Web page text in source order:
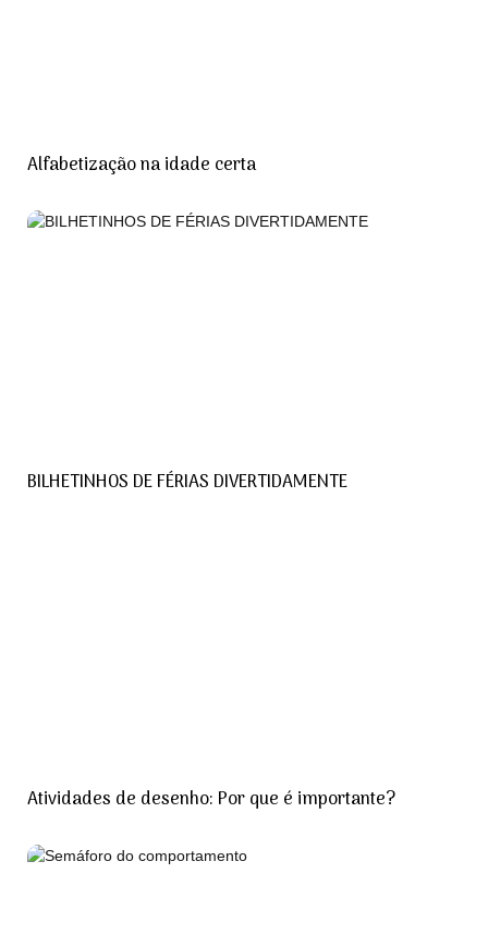
Alfabetização na idade certa
BILHETINHOS DE FÉRIAS DIVERTIDAMENTE
Atividades de desenho: Por que é importante?